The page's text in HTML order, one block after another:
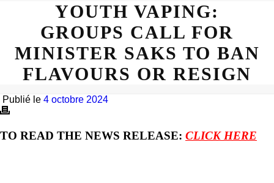
YOUTH VAPING:
GROUPS CALL FOR
MINISTER SAKS TO BAN
FLAVOURS OR RESIGN
Publié le 4 octobre 2024
TO READ THE NEWS RELEASE: CLICK HERE